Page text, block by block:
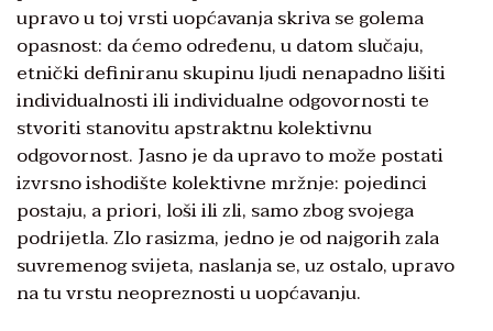
upravo u toj vrsti uopćavanja skriva se golema
opasnost: da ćemo određenu, u datom slučaju,
etnički definiranu skupinu ljudi nenapadno lišiti
individualnosti ili individualne odgovornosti te
stvoriti stanovitu apstraktnu kolektivnu
odgovornost. Jasno je da upravo to može postati
izvrsno ishodište kolektivne mržnje: pojedinci
postaju, a priori, loši ili zli, samo zbog svojega
podrijetla. Zlo rasizma, jedno je od najgorih zala
suvremenog svijeta, naslanja se, uz ostalo, upravo
na tu vrstu neopreznosti u uopćavanju.